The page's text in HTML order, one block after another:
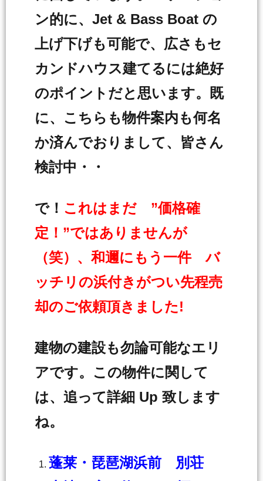
ン的に、Jet & Bass Boat の
上げ下げも可能で、広さもセ
カンドハウス建てるには絶好
のポイントだと思います。既
に、こちらも物件案内も何名
か済んでおりまして、皆さん
検討中・・
で！ これはまだ ”価格確
定！”ではありませんが
（笑）、和邇にもう一件 バ
ッチリの浜付きがつい先程売
却のご依頼頂きました!
建物の建設も勿論可能なエリ
アです。この物件に関して
は、追って詳細 Up 致します
ね。
蓬莱・琵琶湖浜前 別荘